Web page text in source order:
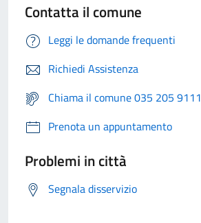
Contatta il comune
Leggi le domande frequenti
Richiedi Assistenza
Chiama il comune 035 205 9111
Prenota un appuntamento
Problemi in città
Segnala disservizio